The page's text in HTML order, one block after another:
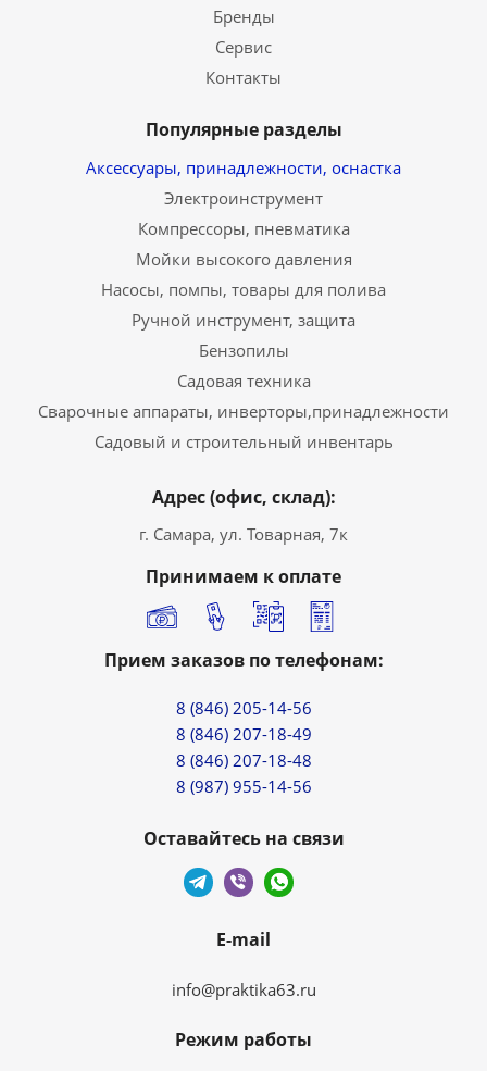
Бренды
Сервис
Контакты
Популярные разделы
Аксессуары, принадлежности, оснастка
Электроинструмент
Компрессоры, пневматика
Мойки высокого давления
Насосы, помпы, товары для полива
Ручной инструмент, защита
Бензопилы
Садовая техника
Сварочные аппараты, инверторы,принадлежности
Садовый и строительный инвентарь
Адрес (офис, склад):
г. Самара, ул. Товарная, 7к
Принимаем к оплате
Прием заказов по телефонам:
8 (846) 205-14-56
8 (846) 207-18-49
8 (846) 207-18-48
8 (987) 955-14-56
Оставайтесь на связи
E-mail
info@praktika63.ru
Режим работы